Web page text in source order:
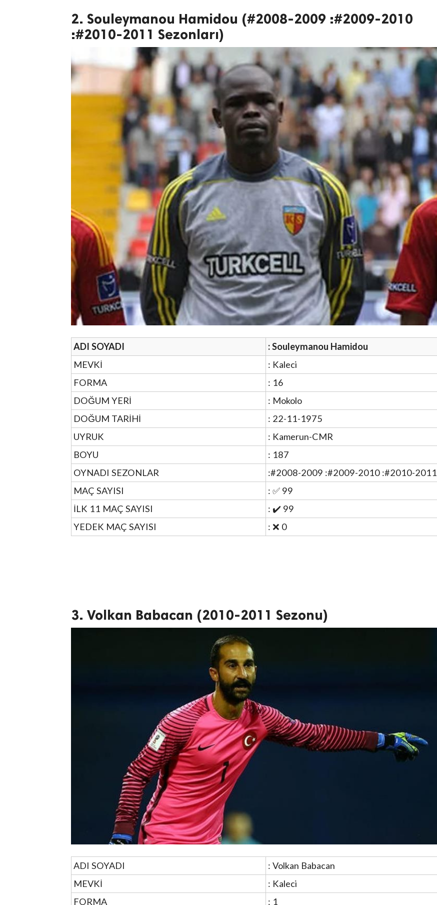
2. Souleymanou Hamidou (#2008-2009 :#2009-2010
:#2010-2011 Sezonları)
ADI SOYADI
: Souleymanou Hamidou
MEVKİ
: Kaleci
FORMA
: 16
DOĞUM YERİ
: Mokolo
DOĞUM TARİHİ
: 22-11-1975
UYRUK
: Kamerun-CMR
BOYU
: 187
OYNADI SEZONLAR
:#2008-2009 :#2009-2010 :#2010-2011
MAÇ SAYISI
: ✅ 99
İLK 11 MAÇ SAYISI
: ✔️ 99
YEDEK MAÇ SAYISI
: ❌ 0
3. Volkan Babacan (2010-2011 Sezonu)
ADI SOYADI
: Volkan Babacan
MEVKİ
: Kaleci
FORMA
: 1